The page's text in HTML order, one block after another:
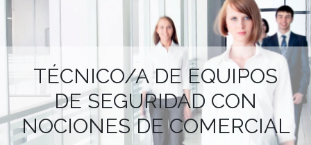
TÉCNICO/A DE EQUIPOS
DE SEGURIDAD CON
NOCIONES DE COMERCIAL